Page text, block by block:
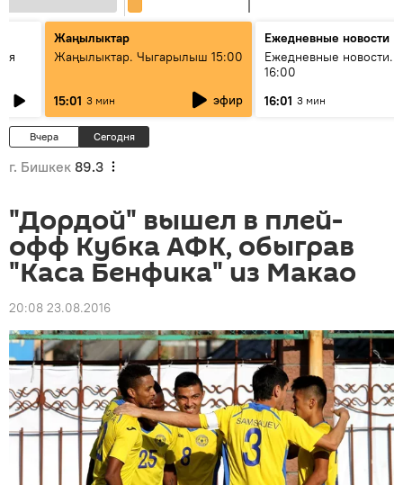
Жаңылыктар
Жаңылыктар. Чыгарылыш 15:00
15:01 3 мин эфир
Ежедневные новости
Ежедневные новости.
16:00
16:01 3 мин
Вчера Сегодня
г. Бишкек 89.3
"Дордой" вышел в плей-
офф Кубка АФК, обыграв
"Каса Бенфика" из Макао
20:08 23.08.2016